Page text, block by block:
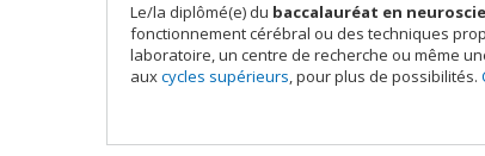
Le/la diplômé(e) du baccalauréat en
fonctionnement cérébral ou des techniques
laboratoire, un centre de recherche ou même
auxcycles supérieurs, pour plus de possibilités.